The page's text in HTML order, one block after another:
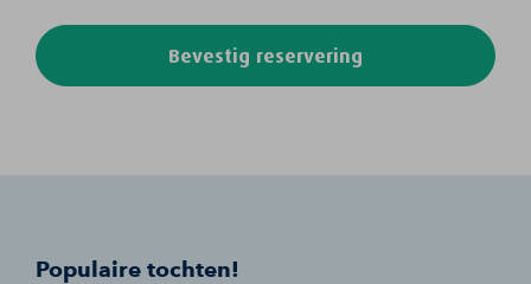
Bevestig reservering
Populaire tochten!